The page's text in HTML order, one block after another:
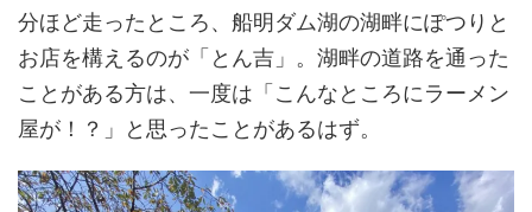
分ほど走ったところ、船明ダム湖の湖畔にぽつりと
お店を構えるのが「とん吉」。湖畔の道路を通った
ことがある方は、一度は「こんなところにラーメン
屋が！？」と思ったことがあるはず。